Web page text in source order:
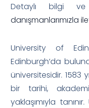
Detaylı bilgi
danışmanlarımızla
University of
Edinburgh’da
üniversitesidir. 1583
bir tarihi,
yaklaşımıyla